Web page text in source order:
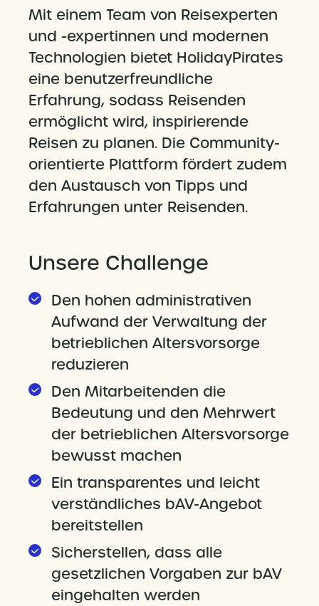
Mit einem Team von Reisexperten
und -expertinnen und modernen
Technologien bietet HolidayPirates
eine benutzerfreundliche
Erfahrung, sodass Reisenden
ermöglicht wird, inspirierende
Reisen zu planen. Die Community-
orientierte Plattform fördert zudem
den Austausch von Tipps und
Erfahrungen unter Reisenden.
Unsere Challenge
Den hohen administrativen
Aufwand der Verwaltung der
betrieblichen Altersvorsorge
reduzieren
Den Mitarbeitenden die
Bedeutung und den Mehrwert
der betrieblichen Altersvorsorge
bewusst machen
Ein transparentes und leicht
verständliches bAV-Angebot
bereitstellen
Sicherstellen, dass alle
gesetzlichen Vorgaben zur bAV
eingehalten werden